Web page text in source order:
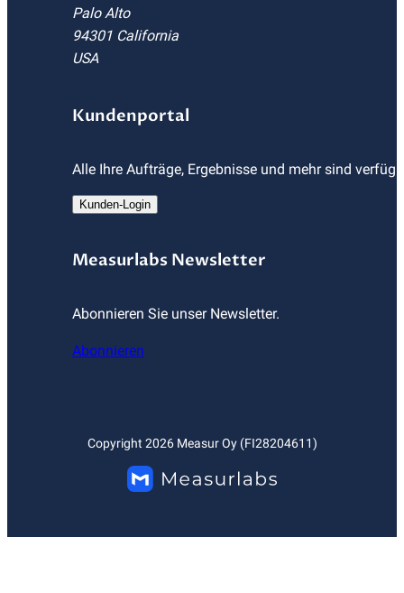
Palo Alto
94301 California
USA
Kundenportal
Alle Ihre Aufträge, Ergebnisse und mehr sind
Kunden-Login
Measurlabs Newsletter
Abonnieren Sie unser Newsletter.
Abonnieren
Copyright 2026Measur Oy (FI28204611)